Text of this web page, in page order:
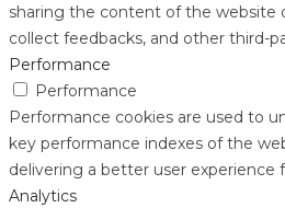
sharing the content of the website
collect feedbacks, and other third-
Performance
Performance
Performance cookies are used to
key performance indexes of the
delivering a better user experience
Analytics